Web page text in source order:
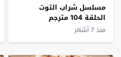
مسلسل شراب التوت
الحلقة 104 مترجم
منذ 7 أشهر